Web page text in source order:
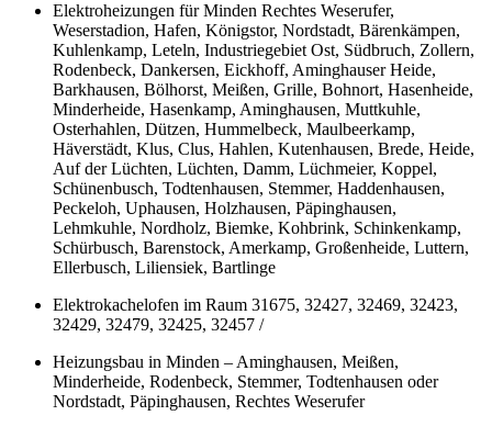
Elektroheizungen für Minden Rechtes Weserufer,
Weserstadion, Hafen, Königstor, Nordstadt, Bärenkämpen,
Kuhlenkamp, Leteln, Industriegebiet Ost, Südbruch, Zollern,
Rodenbeck, Dankersen, Eickhoff, Aminghauser Heide,
Barkhausen, Bölhorst, Meißen, Grille, Bohnort, Hasenheide,
Minderheide, Hasenkamp, Aminghausen, Muttkuhle,
Osterhahlen, Dützen, Hummelbeck, Maulbeerkamp,
Häverstädt, Klus, Clus, Hahlen, Kutenhausen, Brede, Heide,
Auf der Lüchten, Lüchten, Damm, Lüchmeier, Koppel,
Schünenbusch, Todtenhausen, Stemmer, Haddenhausen,
Peckeloh, Uphausen, Holzhausen, Päpinghausen,
Lehmkuhle, Nordholz, Biemke, Kohbrink, Schinkenkamp,
Schürbusch, Barenstock, Amerkamp, Großenheide, Luttern,
Ellerbusch, Liliensiek, Bartlinge
Elektrokachelofen im Raum 31675, 32427, 32469, 32423,
32429, 32479, 32425, 32457 /
Heizungsbau in Minden – Aminghausen, Meißen,
Minderheide, Rodenbeck, Stemmer, Todtenhausen oder
Nordstadt, Päpinghausen, Rechtes Weserufer